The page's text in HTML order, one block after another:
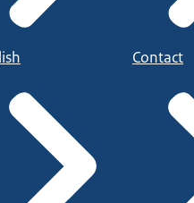
Contact